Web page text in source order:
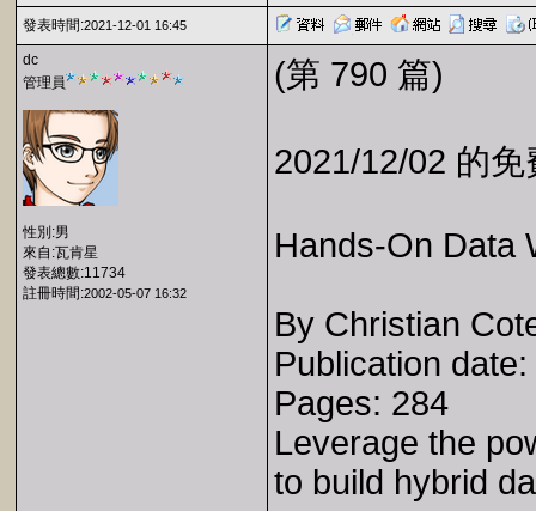
發表時間:2021-12-01 16:45
dc
管理員
性別:男
來自:瓦肯星
發表總數:11734
註冊時間:2002-05-07 16:32
(第 790 篇)
2021/12/02 的
Hands-On Data
By Christian
Publication
Pages: 284
Leverage the
to build hybrid